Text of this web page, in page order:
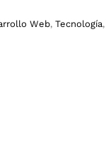
Web, Tecnología,